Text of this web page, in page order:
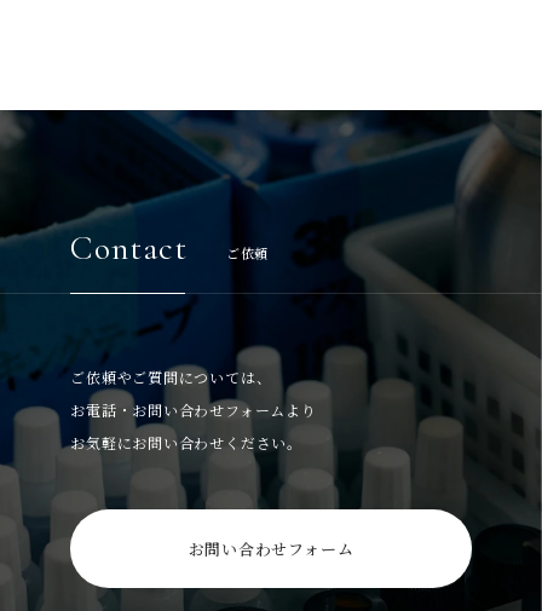
Contact ご依頼
ご依頼やご質問については、
お電話・お問い合わせフォームより
お気軽にお問い合わせください。
お問い合わせフォーム